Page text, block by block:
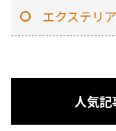
エクステリア
人気